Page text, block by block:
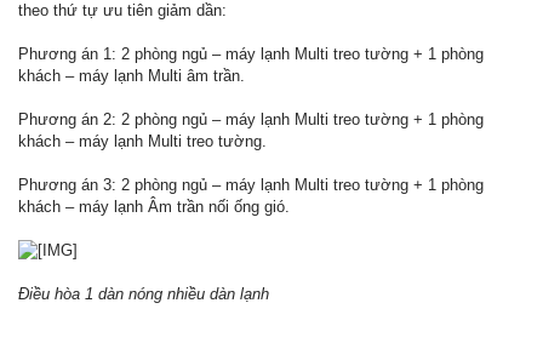
theo thứ tự ưu tiên giảm dần:
Phương án 1: 2 phòng ngủ – máy lạnh Multi treo tường + 1 phòng
khách – máy lạnh Multi âm trần.
Phương án 2: 2 phòng ngủ – máy lạnh Multi treo tường + 1 phòng
khách – máy lạnh Multi treo tường.
Phương án 3: 2 phòng ngủ – máy lạnh Multi treo tường + 1 phòng
khách – máy lạnh Âm trần nối ống gió.
Điều hòa 1 dàn nóng nhiều dàn lạnh